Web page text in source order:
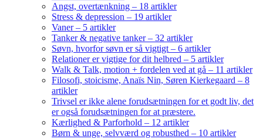
Angst, overtænkning – 18 artikler
Stress & depression – 19 artikler
Vaner – 5 artikler
Tanker & negative tanker – 32 artikler
Søvn, hvorfor søvn er så vigtigt – 6 artikler
Relationer er vigtige for dit helbred – 5 artikler
Walk & Talk, motion + fordelen ved at gå – 11 artikler
Filosofi, stoicisme, Anaïs Nin, Søren Kierkegaard – 8
artikler
Trivsel er ikke alene forudsætningen for et godt liv, det
er også forudsætningen for at præstere.
Kærlighed & Parforhold – 12 artikler
Børn & unge, selvværd og robusthed – 10 artikler